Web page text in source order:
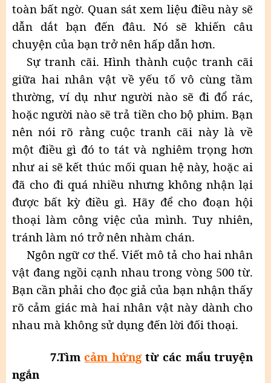
toàn bất ngờ. Quan sát xem liệu điều này sẽ
dẫn dắt bạn đến đâu. Nó sẽ khiến câu
chuyện của bạn trở nên hấp dẫn hơn.
Sự tranh cãi. Hình thành cuộc tranh cãi
giữa hai nhân vật về yếu tố vô cùng tầm
thường, ví dụ như người nào sẽ đi đổ rác,
hoặc người nào sẽ trả tiền cho bộ phim. Bạn
nên nói rõ rằng cuộc tranh cãi này là về
một điều gì đó to tát và nghiêm trọng hơn
như ai sẽ kết thúc mối quan hệ này, hoặc ai
đã cho đi quá nhiều nhưng không nhận lại
được bất kỳ điều gì. Hãy để cho đoạn hội
thoại làm công việc của mình. Tuy nhiên,
tránh làm nó trở nên nhàm chán.
Ngôn ngữ cơ thể. Viết mô tả cho hai nhân
vật đang ngồi cạnh nhau trong vòng 500 từ.
Bạn cần phải cho đọc giả của bạn nhận thấy
rõ cảm giác mà hai nhân vật này dành cho
nhau mà không sử dụng đến lời đối thoại.
7.Tìm cảm hứngtừ các mẩu truyện
ngắn